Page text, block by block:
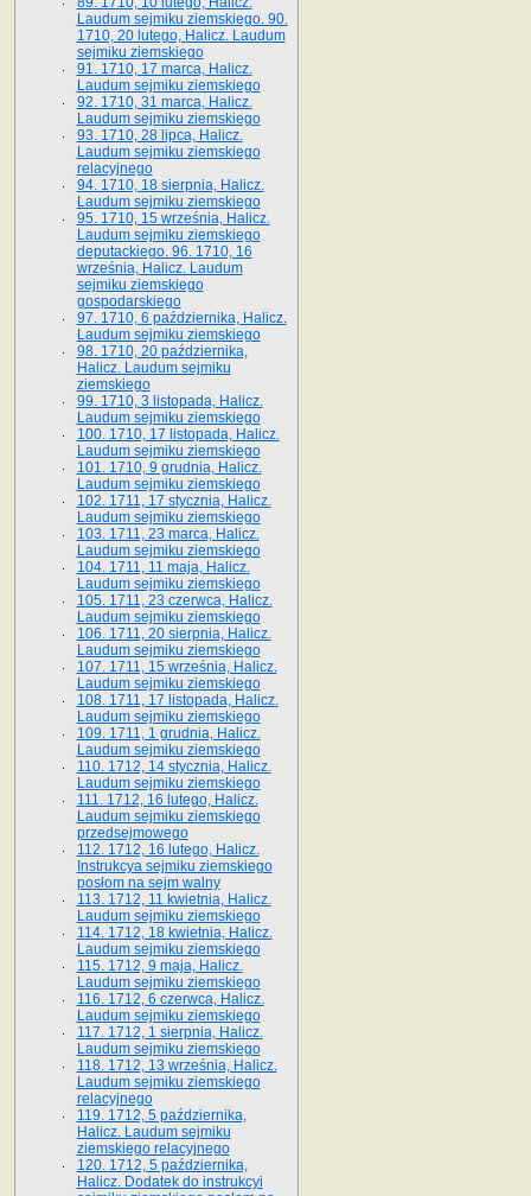
Laudum sejmiku ziemskiego. 90.
1710, 20 lutego, Halicz. Laudum
sejmiku ziemskiego
91. 1710, 17 marca, Halicz.
Laudum sejmiku ziemskiego
92. 1710, 31 marca, Halicz.
Laudum sejmiku ziemskiego
93. 1710, 28 lipca, Halicz.
Laudum sejmiku ziemskiego
relacyjnego
94. 1710, 18 sierpnia, Halicz.
Laudum sejmiku ziemskiego
95. 1710, 15 września, Halicz.
Laudum sejmiku ziemskiego
deputackiego. 96. 1710, 16
września, Halicz. Laudum
sejmiku ziemskiego
gospodarskiego
97. 1710, 6 października, Halicz.
Laudum sejmiku ziemskiego
98. 1710, 20 października,
Halicz. Laudum sejmiku
ziemskiego
99. 1710, 3 listopada, Halicz.
Laudum sejmiku ziemskiego
100. 1710, 17 listopada, Halicz.
Laudum sejmiku ziemskiego
101. 1710, 9 grudnia, Halicz.
Laudum sejmiku ziemskiego
102. 1711, 17 stycznia, Halicz.
Laudum sejmiku ziemskiego
103. 1711, 23 marca, Halicz.
Laudum sejmiku ziemskiego
104. 1711, 11 maja, Halicz.
Laudum sejmiku ziemskiego
105. 1711, 23 czerwca, Halicz.
Laudum sejmiku ziemskiego
106. 1711, 20 sierpnia, Halicz.
Laudum sejmiku ziemskiego
107. 1711, 15 września, Halicz.
Laudum sejmiku ziemskiego
108. 1711, 17 listopada, Halicz.
Laudum sejmiku ziemskiego
109. 1711, 1 grudnia, Halicz.
Laudum sejmiku ziemskiego
110. 1712, 14 stycznia, Halicz.
Laudum sejmiku ziemskiego
111. 1712, 16 lutego, Halicz.
Laudum sejmiku ziemskiego
przedsejmowego
112. 1712, 16 lutego, Halicz.
Instrukcya sejmiku ziemskiego
posłom na sejm walny
113. 1712, 11 kwietnia, Halicz.
Laudum sejmiku ziemskiego
114. 1712, 18 kwietnia, Halicz.
Laudum sejmiku ziemskiego
115. 1712, 9 maja, Halicz.
Laudum sejmiku ziemskiego
116. 1712, 6 czerwca, Halicz.
Laudum sejmiku ziemskiego
117. 1712, 1 sierpnia, Halicz.
Laudum sejmiku ziemskiego
118. 1712, 13 września, Halicz.
Laudum sejmiku ziemskiego
relacyjnego
119. 1712, 5 października,
Halicz. Laudum sejmiku
ziemskiego relacyjnego
120. 1712, 5 października,
Halicz. Dodatek do instrukcyi